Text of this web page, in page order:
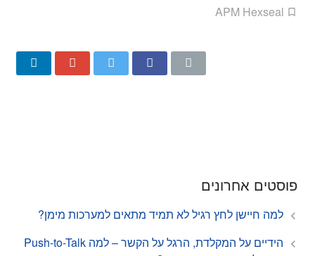
APM Hexseal
פוסטים אחרונים
למה חיישן לחץ רגיל לא תמיד מתאים למערכות מימן?
הידיים על המקלדת, הרגל על הקשר – למה Push-to-Talk